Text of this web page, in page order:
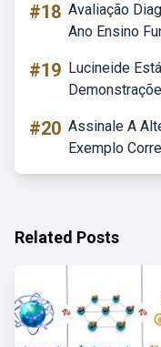
#18 Avaliação
Ano Ensino
#19 Lucineide
#20 Assinale A
Exemplo
Related Posts